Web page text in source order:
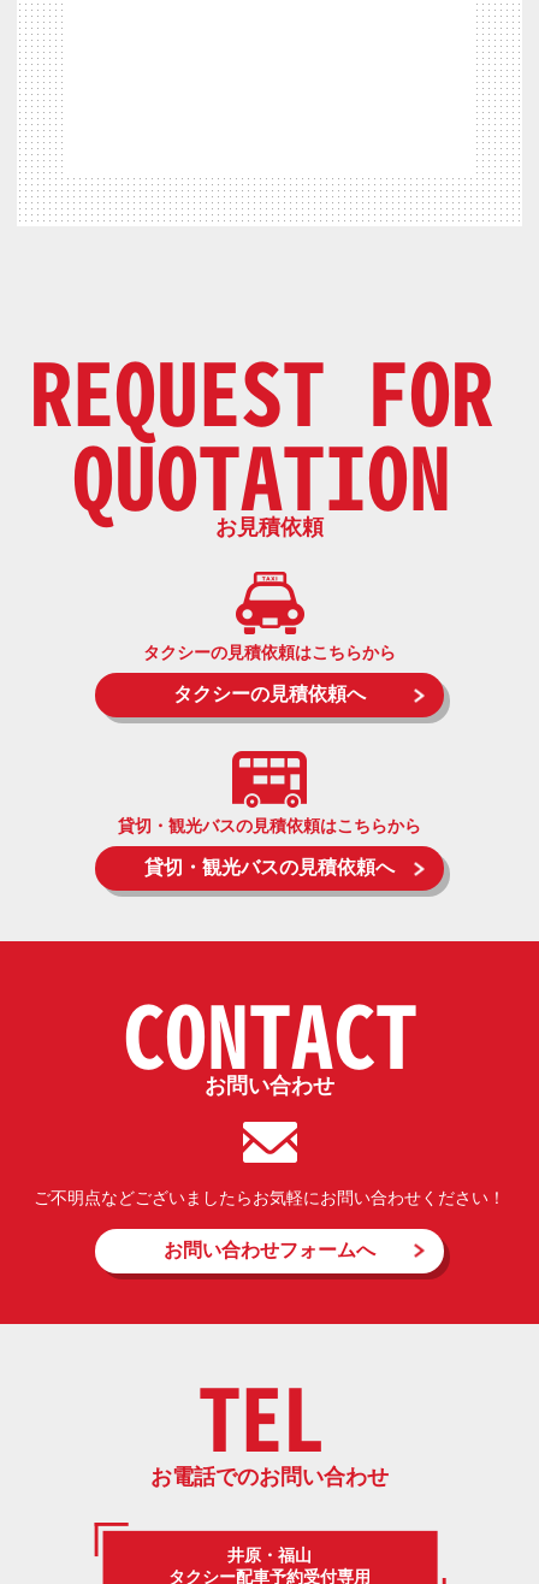
REQUEST FOR
QUOTATION
お見積依頼
タクシーの見積依頼はこちらから
タクシーの見積依頼へ
貸切・観光バスの見積依頼はこちらから
貸切・観光バスの見積依頼へ
CONTACT
お問い合わせ
ご不明点などございましたらお気軽にお問い合わせください！
お問い合わせフォームへ
TEL
お電話でのお問い合わせ
井原・福山
タクシー配車予約受付専用